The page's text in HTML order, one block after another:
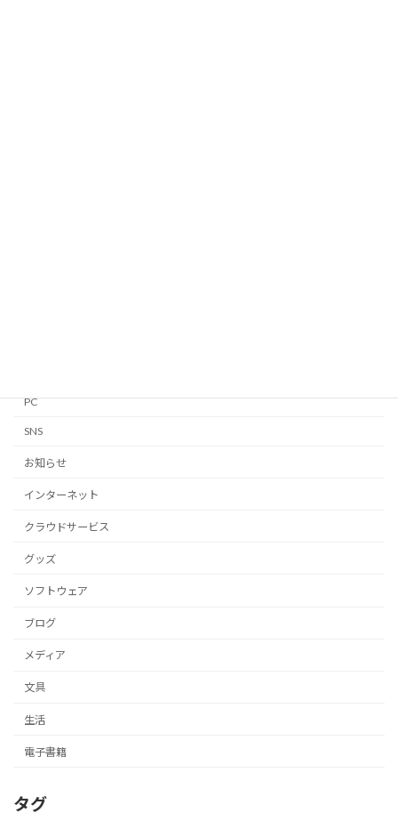
PC
SNS
お知らせ
インターネット
クラウドサービス
グッズ
ソフトウェア
ブログ
メディア
文具
生活
電子書籍
タグ